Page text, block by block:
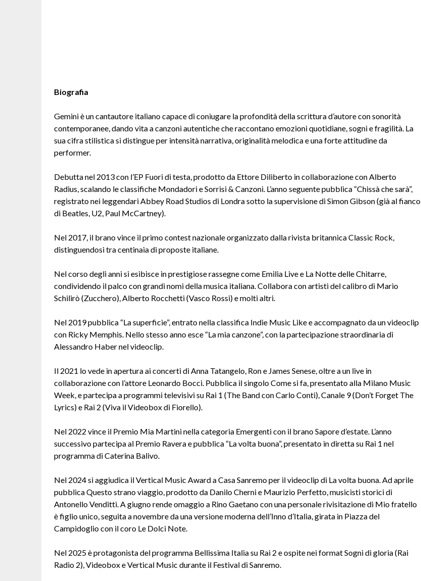
Biografia
Gemini è un cantautore italiano capace di coniugare la profondità della scrittura d’autore con sonorità
contemporanee, dando vita a canzoni autentiche che raccontano emozioni quotidiane, sogni e fragilità. La
sua cifra stilistica si distingue per intensità narrativa, originalità melodica e una forte attitudine da
performer.
Debutta nel 2013 con l’EP Fuori di testa, prodotto da Ettore Diliberto in collaborazione con Alberto
Radius, scalando le classifiche Mondadori e Sorrisi & Canzoni. L’anno seguente pubblica “Chissà che sarà”,
registrato nei leggendari Abbey Road Studios di Londra sotto la supervisione di Simon Gibson (già al fianco
di Beatles, U2, Paul McCartney).
Nel 2017, il brano vince il primo contest nazionale organizzato dalla rivista britannica Classic Rock,
distinguendosi tra centinaia di proposte italiane.
Nel corso degli anni si esibisce in prestigiose rassegne come Emilia Live e La Notte delle Chitarre,
condividendo il palco con grandi nomi della musica italiana. Collabora con artisti del calibro di Mario
Schilirò (Zucchero), Alberto Rocchetti (Vasco Rossi) e molti altri.
Nel 2019 pubblica “La superficie”, entrato nella classifica Indie Music Like e accompagnato da un videoclip
con Ricky Memphis. Nello stesso anno esce “La mia canzone”, con la partecipazione straordinaria di
Alessandro Haber nel videoclip.
Il 2021 lo vede in apertura ai concerti di Anna Tatangelo, Ron e James Senese, oltre a un live in
collaborazione con l’attore Leonardo Bocci. Pubblica il singolo Come si fa, presentato alla Milano Music
Week, e partecipa a programmi televisivi su Rai 1 (The Band con Carlo Conti), Canale 9 (Don’t Forget The
Lyrics) e Rai 2 (Viva il Videobox di Fiorello).
Nel 2022 vince il Premio Mia Martini nella categoria Emergenti con il brano Sapore d’estate. L’anno
successivo partecipa al Premio Ravera e pubblica “La volta buona”, presentato in diretta su Rai 1 nel
programma di Caterina Balivo.
Nel 2024 si aggiudica il Vertical Music Award a Casa Sanremo per il videoclip di La volta buona. Ad aprile
pubblica Questo strano viaggio, prodotto da Danilo Cherni e Maurizio Perfetto, musicisti storici di
Antonello Venditti. A giugno rende omaggio a Rino Gaetano con una personale rivisitazione di Mio fratello
è figlio unico, seguita a novembre da una versione moderna dell’Inno d’Italia, girata in Piazza del
Campidoglio con il coro Le Dolci Note.
Nel 2025 è protagonista del programma Bellissima Italia su Rai 2 e ospite nei format Sogni di gloria (Rai
Radio 2), Videobox e Vertical Music durante il Festival di Sanremo.